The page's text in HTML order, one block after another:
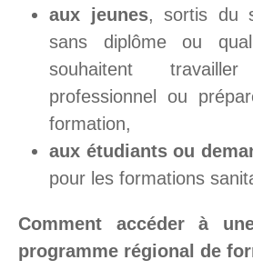
aux jeunes, sortis du
sans diplôme ou
souhaitent
professionnel ou
formation,
aux étudiants ou
pour les formations
Comment accéder à
programme régional de